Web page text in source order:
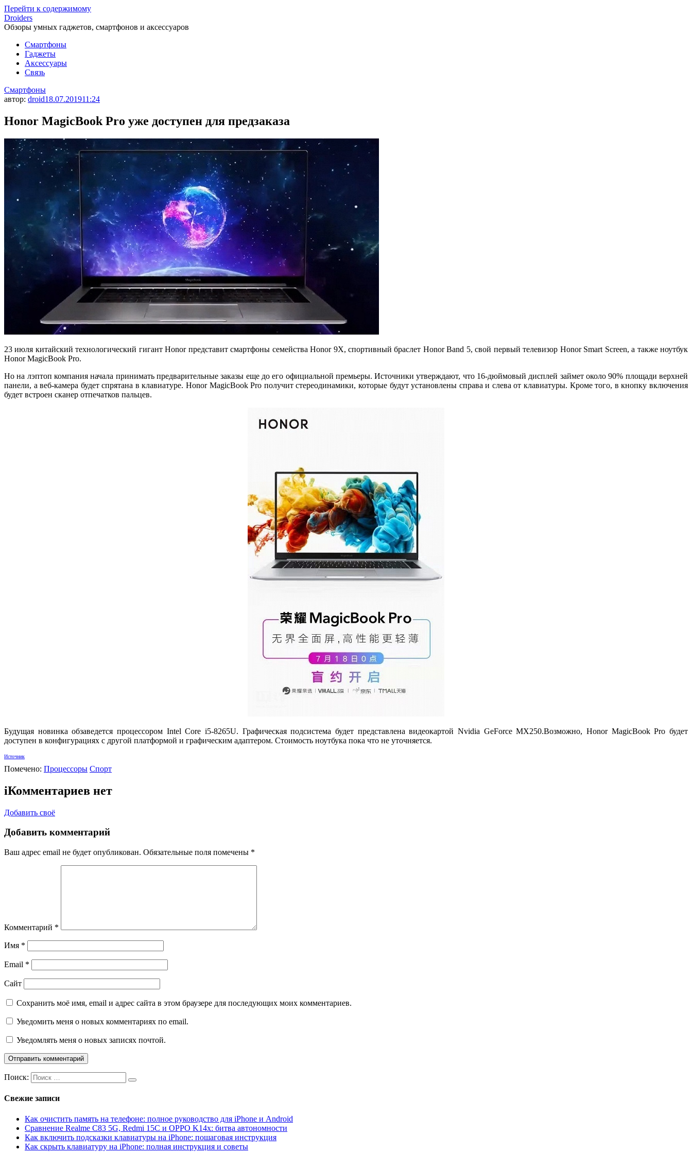
Перейти к содержимому
Droiders
Обзоры умных гаджетов, смартфонов и аксессуаров
Смартфоны
Гаджеты
Аксессуары
Связь
Смартфоны
автор: droid18.07.201911:24
Honor MagicBook Pro уже доступен для предзаказа
23 июля китайский технологический гигант Honor представит смартфоны семейства Honor 9X, спортивный браслет Honor Band 5, свой первый телевизор Honor Smart Screen, а также ноутбук
Honor MagicBook Pro.
Но на лэптоп компания начала принимать предварительные заказы еще до его официальной премьеры. Источники утверждают, что 16-дюймовый дисплей займет около 90% площади верхней
панели, а веб-камера будет спрятана в клавиатуре. Honor MagicBook Pro получит стереодинамики, которые будут установлены справа и слева от клавиатуры. Кроме того, в кнопку включения
будет встроен сканер отпечатков пальцев.
Будущая новинка обзаведется процессором Intel Core i5-8265U. Графическая подсистема будет представлена видеокартой Nvidia GeForce MX250.Возможно, Honor MagicBook Pro будет
доступен в конфигурациях с другой платформой и графическим адаптером. Стоимость ноутбука пока что не уточняется.
Источник
Помечено: Процессоры Спорт
iКомментариев нет
Добавить своё
Добавить комментарий
Ваш адрес email не будет опубликован. Обязательные поля помечены *
Комментарий *
Имя *
Email *
Сайт
Сохранить моё имя, email и адрес сайта в этом браузере для последующих моих комментариев.
Уведомить меня о новых комментариях по email.
Уведомлять меня о новых записях почтой.
Поиск:
Свежие записи
Как очистить память на телефоне: полное руководство для iPhone и Android
Сравнение Realme C83 5G, Redmi 15C и OPPO K14x: битва автономности
Как включить подсказки клавиатуры на iPhone: пошаговая инструкция
Как скрыть клавиатуру на iPhone: полная инструкция и советы